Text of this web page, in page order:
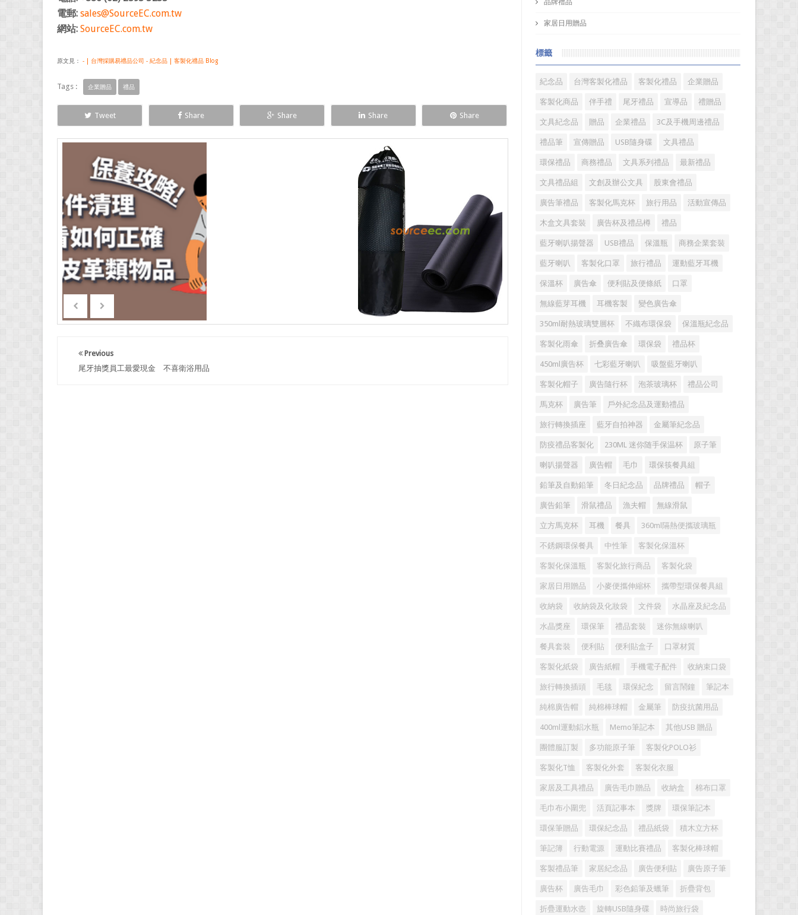
電郵: sales@SourceEC.com.tw
網站: SourceEC.com.tw
原文見： - | 台灣採購易禮品公司 - 紀念品 | 客製化禮品 Blog
Tags : 企業贈品 禮品
Tweet Share Share Share Share
Previous
尾牙抽獎員工最愛現金 不喜衛浴用品
品牌禮品
家居日用贈品
標籤
紀念品 台灣客製化禮品 客製化禮品 企業贈品
客製化商品 伴手禮 尾牙禮品 宣導品 禮贈品
文具紀念品 贈品 企業禮品 3C及手機周邊禮品
禮品筆 宣傳贈品 USB隨身碟 文具禮品
環保禮品 商務禮品 文具系列禮品 最新禮品
文具禮品組 文創及辦公文具 股東會禮品
廣告筆禮品 客製化馬克杯 旅行用品 活動宣傳品
木盒文具套裝 廣告杯及禮品樽 禮品
藍牙喇叭揚聲器 USB禮品 保溫瓶 商務企業套裝
藍牙喇叭 客製化口罩 旅行禮品 運動藍牙耳機
保溫杯 廣告傘 便利貼及便條紙 口罩
無線藍芽耳機 耳機客製 變色廣告傘
350ml耐熱玻璃雙層杯 不織布環保袋 保溫瓶紀念品
客製化雨傘 折叠廣告傘 環保袋 禮品杯
450ml廣告杯 七彩藍牙喇叭 吸盤藍牙喇叭
客製化帽子 廣告隨行杯 泡茶玻璃杯 禮品公司
馬克杯 廣告筆 戶外紀念品及運動禮品
旅行轉換插座 藍牙自拍神器 金屬筆紀念品
防疫禮品客製化 230ML 迷你随手保温杯 原子筆
喇叭揚聲器 廣告帽 毛巾 環保筷餐具組
鉛筆及自動鉛筆 冬日紀念品 品牌禮品 帽子
廣告鉛筆 滑鼠禮品 漁夫帽 無線滑鼠
立方馬克杯 耳機 餐具 360ml隔熱便攜玻璃瓶
不銹鋼環保餐具 中性筆 客製化保溫杯
客製化保溫瓶 客製化旅行商品 客製化袋
家居日用贈品 小麥便攜伸縮杯 攜帶型環保餐具組
收納袋 收納袋及化妝袋 文件袋 水晶座及紀念品
水晶獎座 環保筆 禮品套裝 迷你無線喇叭
餐具套裝 便利貼 便利貼盒子 口罩材質
客製化紙袋 廣告紙帽 手機電子配件 收納束口袋
旅行轉換插頭 毛毯 環保紀念 留言鬧鐘 筆記本
純棉廣告帽 純棉棒球帽 金屬筆 防疫抗菌用品
400ml運動鋁水瓶 Memo筆記本 其他USB 贈品
團體服訂製 多功能原子筆 客製化POLO衫
客製化T恤 客製化外套 客製化衣服
家居及工具禮品 廣告毛巾贈品 收納盒 棉布口罩
毛巾布小圍兜 活頁記事本 獎牌 環保筆記本
環保筆贈品 環保紀念品 禮品紙袋 積木立方杯
筆記簿 行動電源 運動比賽禮品 客製化棒球帽
客製禮品筆 家居紀念品 廣告便利貼 廣告原子筆
廣告杯 廣告毛巾 彩色鉛筆及蠟筆 折疊背包
折疊運動水壺 旋轉USB隨身碟 時尚旅行袋